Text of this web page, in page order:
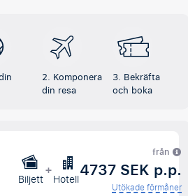
2. Komponera
din resa
3. Bekräfta
och boka
Biljett+Hotell
från
4737 SEK p.p.
Utökade förmåner